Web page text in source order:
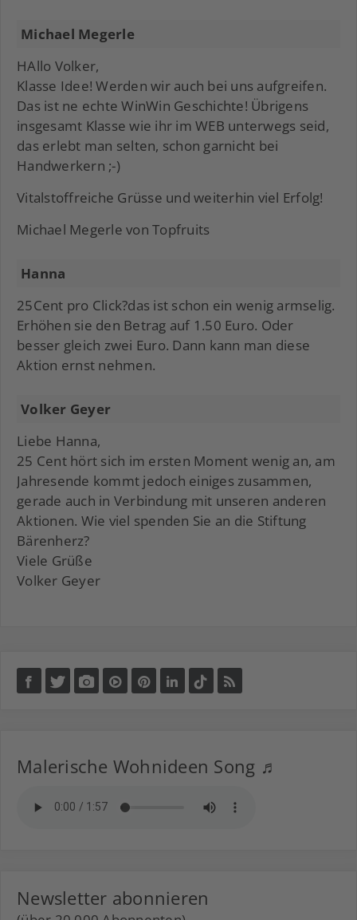
Michael Megerle
HAllo Volker,
Klasse Idee! Werden wir auch bei uns aufgreifen.
Das ist ne echte WinWin Geschichte! Übrigens
insgesamt Klasse wie ihr im WEB unterwegs seid,
das erlebt man selten, schon garnicht bei
Handwerkern ;-)
Vitalstoffreiche Grüsse und weiterhin viel Erfolg!
Michael Megerle von Topfruits
Hanna
25Cent pro Click?das ist schon ein wenig armselig.
Erhöhen sie den Betrag auf 1.50 Euro. Oder
besser gleich zwei Euro. Dann kann man diese
Aktion ernst nehmen.
Volker Geyer
Liebe Hanna,
25 Cent hört sich im ersten Moment wenig an, am
Jahresende kommt jedoch einiges zusammen,
gerade auch in Verbindung mit unseren anderen
Aktionen. Wie viel spenden Sie an die Stiftung
Bärenherz?
Viele Grüße
Volker Geyer
Malerische Wohnideen Song ♬
Newsletter abonnieren